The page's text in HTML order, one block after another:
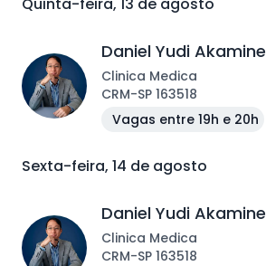
Daniel Yudi Akamine
Clinica Medica
CRM-SP 163518
Vagas entre 19h e 20h
Sexta-feira, 14 de agosto
Daniel Yudi Akamine
Clinica Medica
CRM-SP 163518